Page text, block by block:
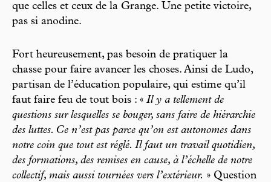
que celles et ceux de la Grange. Une petite victoire,
pas si anodine.
Fort heureusement, pas besoin de pratiquer la
chasse pour faire avancer les choses. Ainsi de Ludo,
partisan de l’éducation populaire, qui estime qu’il
faut faire feu de tout bois : « Il y a tellement de
questions sur lesquelles se bouger, sans faire de hiérarchie
des luttes. Ce n’est pas parce qu’on est autonomes dans
notre coin que tout est réglé. Il faut un travail quotidien,
des formations, des remises en cause, à l’échelle de notre
collectif, mais aussi tournées vers l’extérieur. » Question